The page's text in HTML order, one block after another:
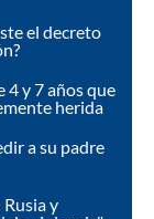
el decreto
y 7 años que
herida
a su padre
y